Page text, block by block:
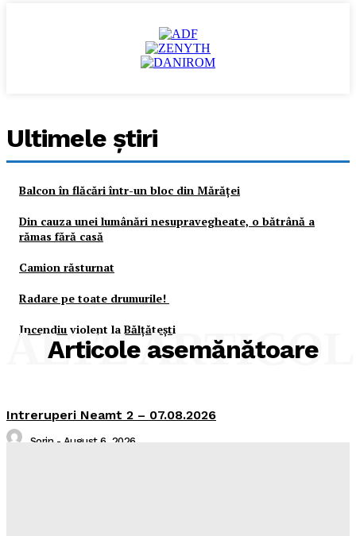
Ultimele ştiri
Balcon în flăcări într-un bloc din Mărăţei
Din cauza unei lumânări nesupravegheate, o bătrână a
rămas fără casă
Camion răsturnat
Radare pe toate drumurile!
Incendiu violent la Bălţăteşti
Articole asemănătoare
ALTE
Intreruperi Neamt 2 – 07.08.2026
Sorin - August 6, 2026